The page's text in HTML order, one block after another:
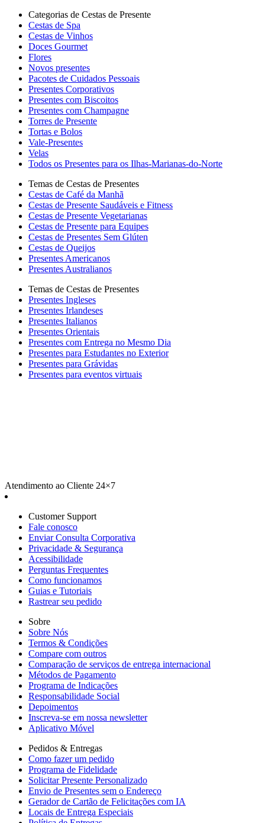
Categorias de Cestas de Presente
Cestas de Spa
Cestas de Vinhos
Doces Gourmet
Flores
Novos presentes
Pacotes de Cuidados Pessoais
Presentes Corporativos
Presentes com Biscoitos
Presentes com Champagne
Torres de Presente
Tortas e Bolos
Vale-Presentes
Velas
Todos os Presentes para os Ilhas-Marianas-do-Norte
Temas de Cestas de Presentes
Cestas de Café da Manhã
Cestas de Presente Saudáveis e Fitness
Cestas de Presente Vegetarianas
Cestas de Presente para Equipes
Cestas de Presentes Sem Glúten
Cestas de Queijos
Presentes Americanos
Presentes Australianos
Temas de Cestas de Presentes
Presentes Ingleses
Presentes Irlandeses
Presentes Italianos
Presentes Orientais
Presentes com Entrega no Mesmo Dia
Presentes para Estudantes no Exterior
Presentes para Grávidas
Presentes para eventos virtuais
Atendimento ao Cliente 24×7
Customer Support
Fale conosco
Enviar Consulta Corporativa
Privacidade & Segurança
Acessibilidade
Perguntas Frequentes
Como funcionamos
Guias e Tutoriais
Rastrear seu pedido
Sobre
Sobre Nós
Termos & Condições
Compare com outros
Comparação de serviços de entrega internacional
Métodos de Pagamento
Programa de Indicações
Responsabilidade Social
Depoimentos
Inscreva-se em nossa newsletter
Aplicativo Móvel
Pedidos & Entregas
Como fazer um pedido
Programa de Fidelidade
Solicitar Presente Personalizado
Envio de Presentes sem o Endereço
Gerador de Cartão de Felicitações com IA
Locais de Entrega Especiais